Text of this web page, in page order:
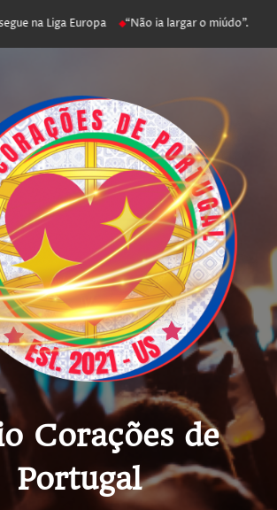
na Liga Europa “Não ia largar o miúdo”.
Corações de
Portugal